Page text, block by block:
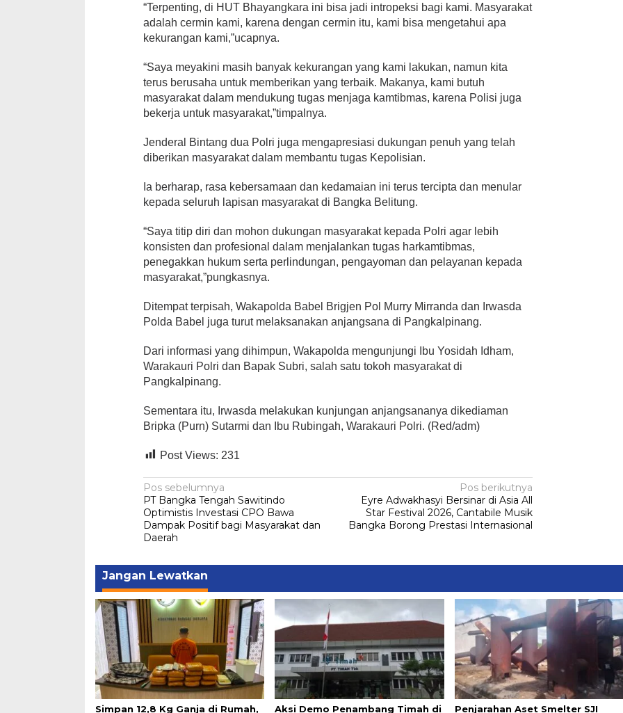
“Terpenting, di HUT Bhayangkara ini bisa jadi intropeksi bagi kami. Masyarakat
adalah cermin kami, karena dengan cermin itu, kami bisa mengetahui apa
kekurangan kami,”ucapnya.
“Saya meyakini masih banyak kekurangan yang kami lakukan, namun kita
terus berusaha untuk memberikan yang terbaik. Makanya, kami butuh
masyarakat dalam mendukung tugas menjaga kamtibmas, karena Polisi juga
bekerja untuk masyarakat,”timpalnya.
Jenderal Bintang dua Polri juga mengapresiasi dukungan penuh yang telah
diberikan masyarakat dalam membantu tugas Kepolisian.
Ia berharap, rasa kebersamaan dan kedamaian ini terus tercipta dan menular
kepada seluruh lapisan masyarakat di Bangka Belitung.
“Saya titip diri dan mohon dukungan masyarakat kepada Polri agar lebih
konsisten dan profesional dalam menjalankan tugas harkamtibmas,
penegakkan hukum serta perlindungan, pengayoman dan pelayanan kepada
masyarakat,”pungkasnya.
Ditempat terpisah, Wakapolda Babel Brigjen Pol Murry Mirranda dan Irwasda
Polda Babel juga turut melaksanakan anjangsana di Pangkalpinang.
Dari informasi yang dihimpun, Wakapolda mengunjungi Ibu Yosidah Idham,
Warakauri Polri dan Bapak Subri, salah satu tokoh masyarakat di
Pangkalpinang.
Sementara itu, Irwasda melakukan kunjungan anjangsananya dikediaman
Bripka (Purn) Sutarmi dan Ibu Rubingah, Warakauri Polri. (Red/adm)
Post Views: 231
Navigasi
pos
Pos sebelumnya
PT Bangka Tengah Sawitindo
Optimistis Investasi CPO Bawa
Dampak Positif bagi Masyarakat dan
Daerah
Pos berikutnya
Eyre Adwakhasyi Bersinar di Asia All
Star Festival 2026, Cantabile Musik
Bangka Borong Prestasi Internasional
Jangan Lewatkan
Simpan 12,8 Kg Ganja di Rumah,
Aksi Demo Penambang Timah di
Penjarahan Aset Smelter SJI